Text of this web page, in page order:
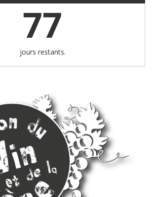
77
jours restants.